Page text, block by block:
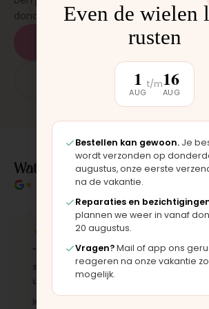
donderdag en zaterdag, op afspraak.
Plan een afspraak
App: 06 - 2862 1330
Wat klanten over ons zeggen
★★★★★ 4.9/5 klantbeoordeling
★★★★★
"Bekleding zelf vervangen met de
set, zag er meteen weer als nieuw
uit. Duidelijk origineel spul."
Even de wielen
rusten
1
AUG
t/m16
AUG
Bestellen kan gewoon. Je
wordt verzonden op
augustus, onze eerste
na de vakantie.
Reparaties en
plannen we weer in vanaf
20 augustus.
Vragen?Mail of app ons
reageren na onze vakantie
mogelijk.